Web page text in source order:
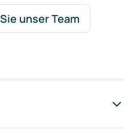
unser Team